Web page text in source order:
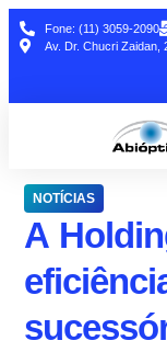
Fone: (11) 3059-2090
Av. Dr. Chucri Zaidan,
NOTÍCIAS
A